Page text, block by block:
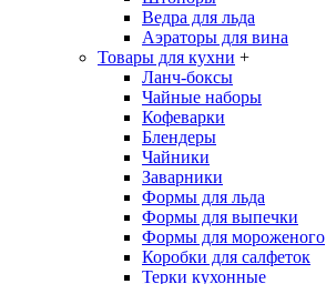
Ведра для льда
Аэраторы для вина
Товары для кухни +
Ланч-боксы
Чайные наборы
Кофеварки
Блендеры
Чайники
Заварники
Формы для льда
Формы для выпечки
Формы для мороженого
Коробки для салфеток
Терки кухонные